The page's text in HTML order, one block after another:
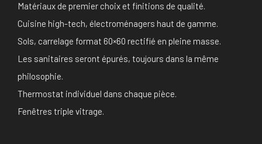
Matériaux de premier choix et finitions de qualité.
Cuisine high-tech, électroménagers haut de gamme.
Sols, carrelage format 60×60 rectifié en pleine masse.
Les sanitaires seront épurés, toujours dans la même
philosophie.
Thermostat individuel dans chaque pièce.
Fenêtres triple vitrage.